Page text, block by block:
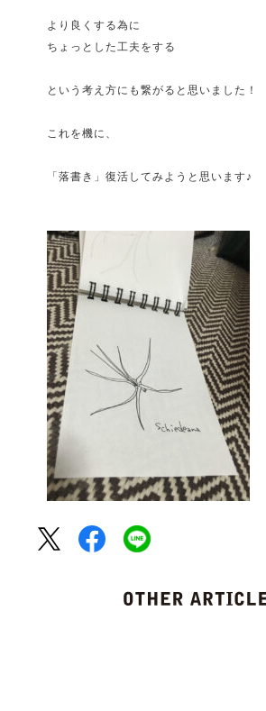
より良くする為に
ちょっとした工夫をする
という考え方にも繋がると思いました！
これを機に、
「落書き」復活してみようと思います♪